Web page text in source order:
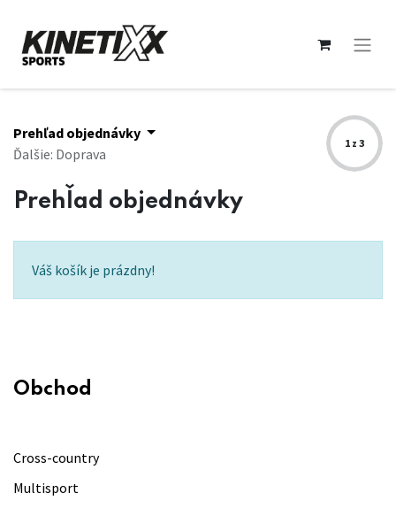
Prehľad objednávky
Ďalšie: Doprava
1 z 3
Prehľad objednávky
Váš košík je prázdny!
Obchod
Cross-country
Multisport